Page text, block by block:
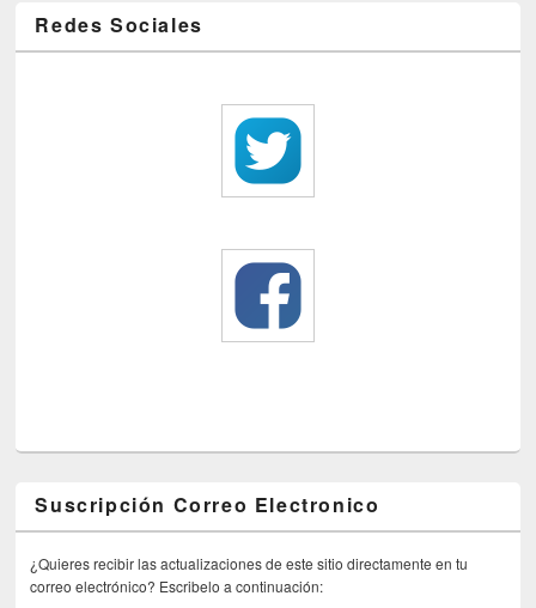
Redes Sociales
Suscripción Correo Electronico
¿Quieres recibir las actualizaciones de este sitio directamente en tu
correo electrónico? Escribelo a continuación: